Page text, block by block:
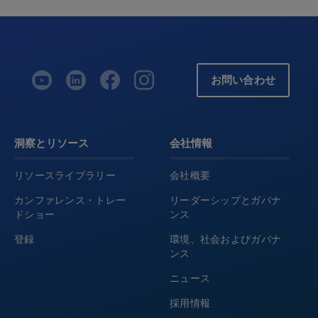
お問い合わせ
洞察とリソース
リソースライブラリー
カンファレンス・トレー
ドショー
登録
会社情報
会社概要
リーダーシップとガバナ
ンス
環境、社会およびガバナ
ンス
ニュース
採用情報